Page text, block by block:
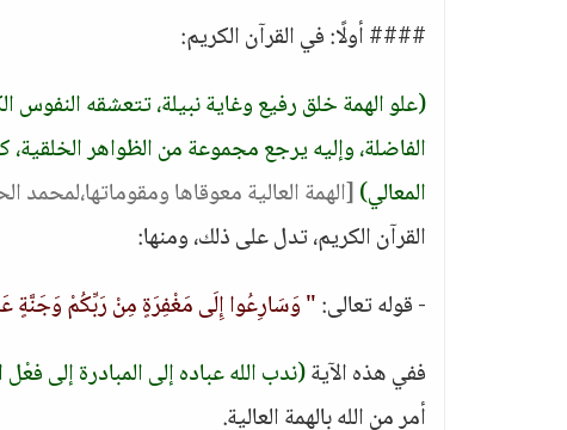
#### أولًا: في القرآن الكريم:
(علو الهمة خلق رفيع وغاية نبيلة، تتعشقه النفوس
الفاضلة، وإليه يرجع مجموعة من الظواهر الخلقية،
المعالي)[الهمة العالية معوقاها ومقوماتها،لمحمد
القرآن الكريم، تدل على ذلك، ومنها:
- قوله تعالى:" وَسَارِعُوا إِلَى مَغْفِرَةٍ مِنْ رَبِّكُمْ وَجَنَّةٍ
ففي هذه الآية(ندب الله عباده إلى المبادرة إلى
أمر من الله بالهمة العالية.